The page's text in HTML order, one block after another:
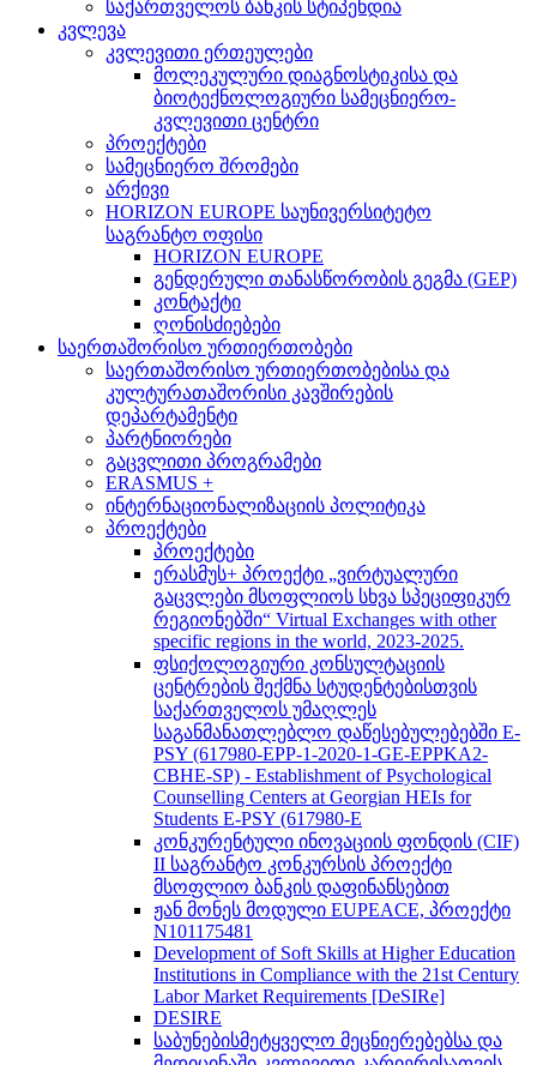
საქართველოს ბანკის სტიპენდია
კვლევა
კვლევითი ერთეულები
მოლეკულური დიაგნოსტიკისა და
ბიოტექნოლოგიური სამეცნიერო-
კვლევითი ცენტრი
პროექტები
სამეცნიერო შრომები
არქივი
HORIZON EUROPE საუნივერსიტეტო
საგრანტო ოფისი
HORIZON EUROPE
გენდერული თანასწორობის გეგმა (GEP)
კონტაქტი
ღონისძიებები
საერთაშორისო ურთიერთობები
საერთაშორისო ურთიერთობებისა და
კულტურათაშორისი კავშირების
დეპარტამენტი
პარტნიორები
გაცვლითი პროგრამები
ERASMUS +
ინტერნაციონალიზაციის პოლიტიკა
პროექტები
პროექტები
ერასმუს+ პროექტი „ვირტუალური
გაცვლები მსოფლიოს სხვა სპეციფიკურ
რეგიონებში“ Virtual Exchanges with other
specific regions in the world, 2023-2025.
ფსიქოლოგიური კონსულტაციის
ცენტრების შექმნა სტუდენტებისთვის
საქართველოს უმაღლეს
საგანმანათლებლო დაწესებულებებში E-
PSY (617980-EPP-1-2020-1-GE-EPPKA2-
CBHE-SP) - Establishment of Psychological
Counselling Centers at Georgian HEIs for
Students E-PSY (617980-E
კონკურენტული ინოვაციის ფონდის (CIF)
II საგრანტო კონკურსის პროექტი
მსოფლიო ბანკის დაფინანსებით
ჟან მონეს მოდული EUPEACE, პროექტი
N101175481
Development of Soft Skills at Higher Education
Institutions in Compliance with the 21st Century
Labor Market Requirements [DeSIRe]
DESIRE
საბუნებისმეტყველო მეცნიერებებსა და